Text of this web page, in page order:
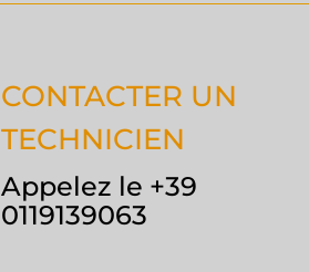
CONTACTER UN
TECHNICIEN
Appelez le +39
0119139063